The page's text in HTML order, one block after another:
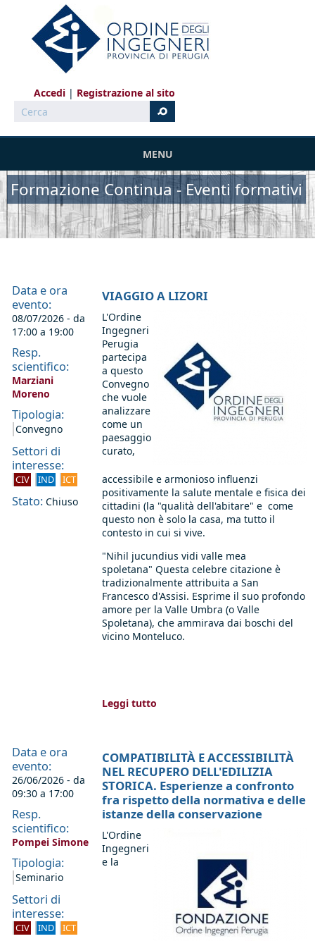
Salta al contenuto principale
Accedi
Registrazione al sito
Cerca
MENU
Formazione Continua - Eventi formativi
Data e ora
evento:
08/07/2026 - da
17:00 a 19:00
Resp.
scientifico:
Marziani
Moreno
Tipologia:
Convegno
Settori di
interesse:
CIV IND ICT
Stato: Chiuso
VIAGGIO A LIZORI
L'Ordine
Ingegneri
Perugia
partecipa
a questo
Convegno
che vuole
analizzare
come un
paesaggio
curato,
accessibile e armonioso influenzi
positivamente la salute mentale e fisica dei
cittadini (la "qualità dell'abitare" e come
questo non è solo la casa, ma tutto il
contesto in cui si vive.
"Nihil jucundius vidi valle mea
spoletana" Questa celebre citazione è
tradizionalmente attribuita aSan
Francesco d'Assisi. Esprime il suo profondo
amore per la Valle Umbra (o Valle
Spoletana), che ammirava dai boschi del
vicino Monteluco.
Leggi tutto
Data e ora
evento:
26/06/2026 - da
09:30 a 17:00
Resp.
scientifico:
Pompei Simone
Tipologia:
Seminario
Settori di
interesse:
CIV IND ICT
COMPATIBILITÀ E ACCESSIBILITÀ
NEL RECUPERO DELL'EDILIZIA
STORICA. Esperienze a confronto
fra rispetto della normativa e delle
istanze della conservazione
L'Ordine
Ingegneri
e la